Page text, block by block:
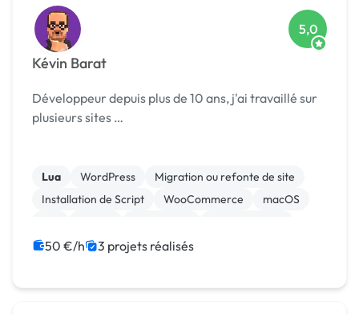
Kévin Barat
5,0
Développeur depuis plus de 10 ans, j'ai travaillé sur
plusieurs sites …
Lua WordPress
Migration ou refonte de site
Installation de Script
WooCommerce
macOS
50 €/h 3 projets réalisés